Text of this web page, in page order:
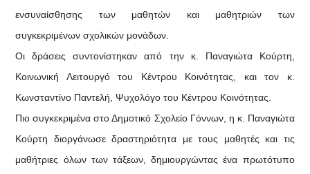
ενσυναίσθησης των μαθητών και μαθητριών των
συγκεκριμένων σχολικών μονάδων.
Οι δράσεις συντονίστηκαν από την κ. Παναγιώτα Κούρτη,
Κοινωνική Λειτουργό του Κέντρου Κοινότητας, και τον κ.
Κωνσταντίνο Παντελή, Ψυχολόγο του Κέντρου Κοινότητας.
Πιο συγκεκριμένα στο Δημοτικό Σχολείο Γόννων, η κ. Παναγιώτα
Κούρτη διοργάνωσε δραστηριότητα με τους μαθητές και τις
μαθήτριες όλων των τάξεων, δημιουργώντας ένα πρωτότυπο